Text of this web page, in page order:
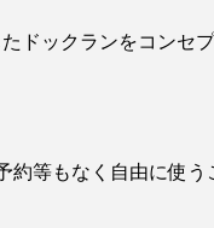
ドックランをコンセ
等もなく自由に使う